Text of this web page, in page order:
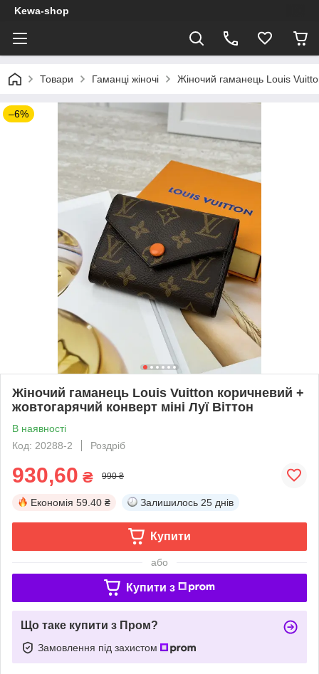
Kewa-shop
Товари Гаманці жіночі Жіночий гаманець Louis
–6%
Жіночий гаманець Louis Vuitton коричневий +
жовтогарячий конверт міні Луї Віттон
В наявності
Код: 20288-2
Роздріб
930,60 ₴ 990 ₴
Економія 59.40 ₴ Залишилось 25 днів
Купити
або
Купити з
Що таке купити з Пром?
Замовлення під захистом